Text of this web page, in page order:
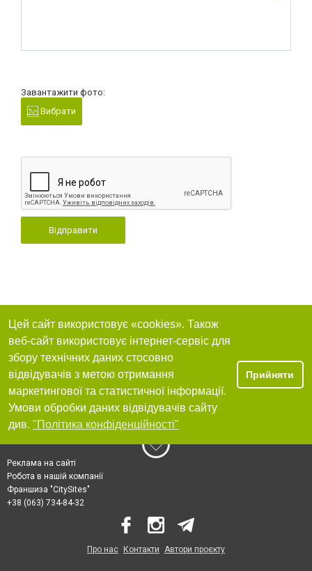
Завантажити фото:
Вибрати
Відправити
Цей сайт використовує «cookies». Також
веб-сайт використовує інтернет-сервіс для
збору технічних даних стосовно
відвідувачів з метою отримання
маркетингової та статистичної інформації.
Умови обробки даних відвідувачів сайту
див. "Політика конфіденційності"
Прийняти
Реклама на сайті
Робота в нашій компанії
Франшиза "CitySites"
+38 (063) 734-84-32
Про нас Контакти Автори проєкту